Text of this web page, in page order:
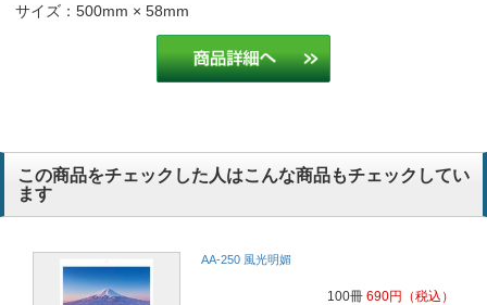
サイズ：500mm × 58mm
この商品をチェックした人はこんな商品もチェックしてい
ます
AA-250 風光明媚
100冊 690円 （税込）